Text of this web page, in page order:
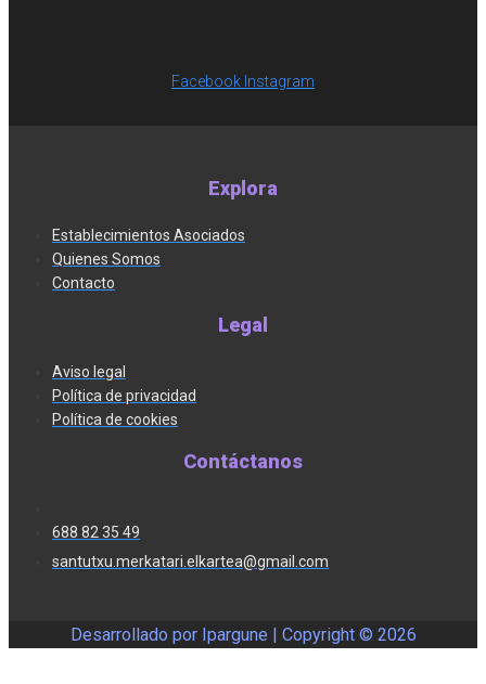
Facebook Instagram
Explora
Establecimientos Asociados
Quienes Somos
Contacto
Legal
Aviso legal
Política de privacidad
Política de cookies
Contáctanos
688 82 35 49
santutxu.merkatari.elkartea@gmail.com
Desarrollado por Ipargune | Copyright © 2026